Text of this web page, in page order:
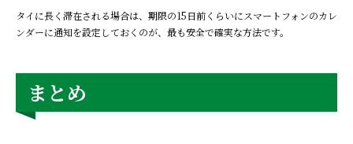
タイに長く滞在される場合は、期限の15日前くらいにスマートフォンのカレ
ンダーに通知を設定しておくのが、最も安全で確実な方法です。
まとめ